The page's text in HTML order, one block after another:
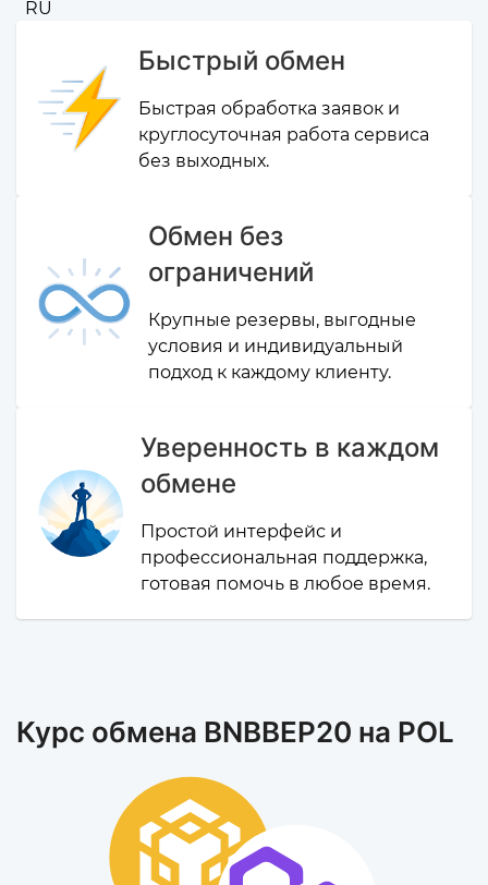
Быстрый обмен
Быстрая обработка заявок и
круглосуточная работа сервиса
без выходных.
Обмен без
ограничений
Крупные резервы, выгодные
условия и индивидуальный
подход к каждому клиенту.
Уверенность в каждом
обмене
Простой интерфейс и
профессиональная поддержка,
готовая помочь в любое время.
Курс обмена BNBBEP20 на POL